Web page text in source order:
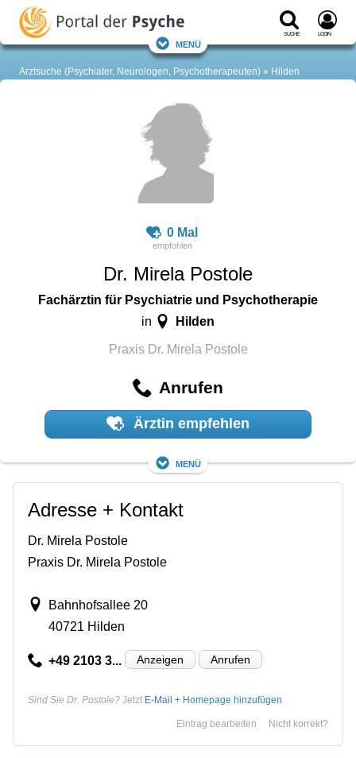
Suche Login
Menü
Arztsuche (Psychiater, Neurologen, Psychotherapeuten) Hilden
0 Mal
Dr. Mirela Postole
Fachärztin für Psychiatrie und Psychotherapie
in Hilden
Praxis Dr. Mirela Postole
Anrufen
Ärztin empfehlen
Menü
Adresse + Kontakt
Dr. Mirela Postole
Praxis Dr. Mirela Postole
Bahnhofsallee 20
40721 Hilden
+49 2103 3... Anzeigen Anrufen
Sind Sie Dr. Postole? Jetzt E-Mail + Homepage hinzufügen
Nicht korrekt?
Eintrag bearbeiten